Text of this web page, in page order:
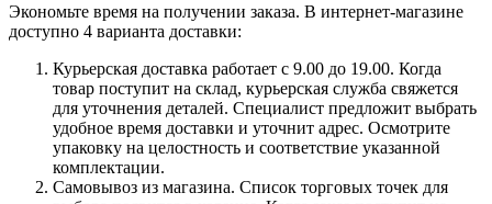
Экономьте время на получении заказа. В интернет-магазине
доступно 4 варианта доставки:
Курьерская доставка работает с 9.00 до 19.00. Когда
товар поступит на склад, курьерская служба свяжется
для уточнения деталей. Специалист предложит выбрать
удобное время доставки и уточнит адрес. Осмотрите
упаковку на целостность и соответствие указанной
комплектации.
Самовывоз из магазина. Список торговых точек для